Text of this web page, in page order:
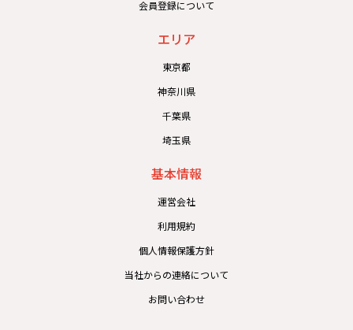
会員登録について
エリア
東京都
神奈川県
千葉県
埼玉県
基本情報
運営会社
利用規約
個人情報保護方針
当社からの連絡について
お問い合わせ